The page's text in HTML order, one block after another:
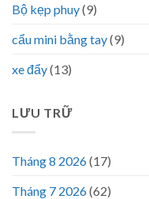
Bộ kẹp phuy(9)
cẩu mini bằng tay(9)
xe đẩy(13)
LƯU TRỮ
Tháng 8 2026(17)
Tháng 7 2026(62)